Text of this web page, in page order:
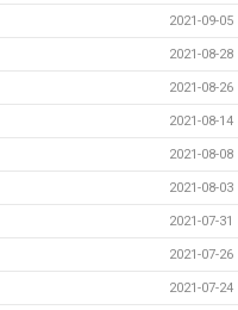
2021-09-05
2021-08-28
2021-08-26
2021-08-14
2021-08-08
2021-08-03
2021-07-31
2021-07-26
2021-07-24